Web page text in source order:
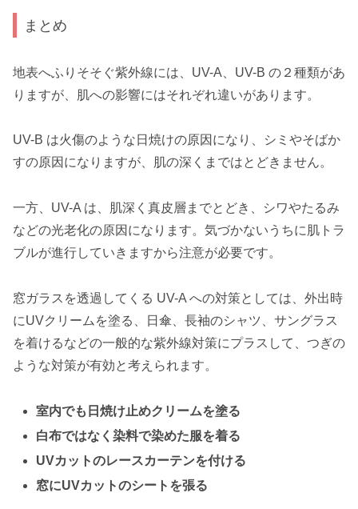
まとめ
地表へふりそそぐ紫外線には、UV-A、UV-B の２種類があ
りますが、肌への影響にはそれぞれ違いがあります。
UV-B は火傷のような日焼けの原因になり、シミやそばか
すの原因になりますが、肌の深くまではとどきません。
一方、UV-A は、肌深く真皮層までとどき、シワやたるみ
などの光老化の原因になります。気づかないうちに肌トラ
ブルが進行していきますから注意が必要です。
窓ガラスを透過してくる UV-A への対策としては、外出時
にUVクリームを塗る、日傘、長袖のシャツ、サングラス
を着けるなどの一般的な紫外線対策にプラスして、つぎの
ような対策が有効と考えられます。
室内でも日焼け止めクリームを塗る
白布ではなく染料で染めた服を着る
UVカットのレースカーテンを付ける
窓にUVカットのシートを張る